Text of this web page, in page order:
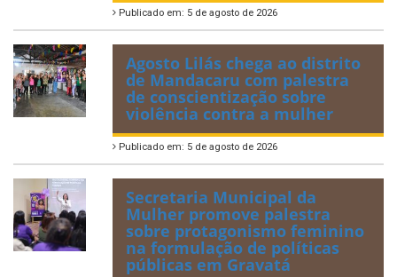
Publicado em: 5 de agosto de 2026
Agosto Lilás chega ao distrito
de Mandacaru com palestra
de conscientização sobre
violência contra a mulher
Publicado em: 5 de agosto de 2026
Secretaria Municipal da
Mulher promove palestra
sobre protagonismo feminino
na formulação de políticas
públicas em Gravatá